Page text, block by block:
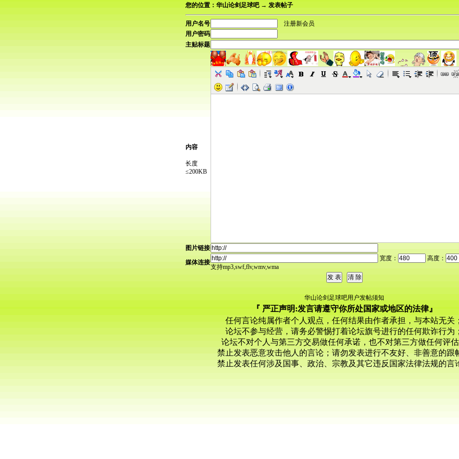
您的位置：华山论剑足球吧 → 发表帖子
用户名号
注册新会员
用户密码
主贴标题
内容
长度
≤200KB
图片链接
媒体连接
宽度：
高度：
支持mp3,swf,flv,wmv,wma
华山论剑足球吧用户发帖须知
『 严正声明:发言请遵守你所处国家或地区的法律』
任何言论纯属作者个人观点，任何结果由作者承担，与本站无关；
论坛不参与经营，请务必警惕打着论坛旗号进行的任何欺诈行为；
论坛不对个人与第三方交易做任何承诺，也不对第三方做任何评估
禁止发表恶意攻击他人的言论；请勿发表进行不友好、非善意的跟
禁止发表任何涉及国事、政治、宗教及其它违反国家法律法规的言